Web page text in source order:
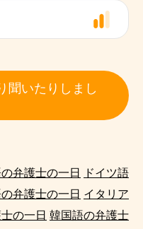
聞いたりしまし
弁護士の一日 ドイツ語
弁護士の一日 イタリア
の一日 韓国語の弁護士